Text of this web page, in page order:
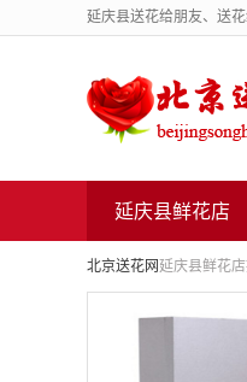
延庆县送花给朋友、送
延庆县鲜花店
北京送花网 延庆县鲜花